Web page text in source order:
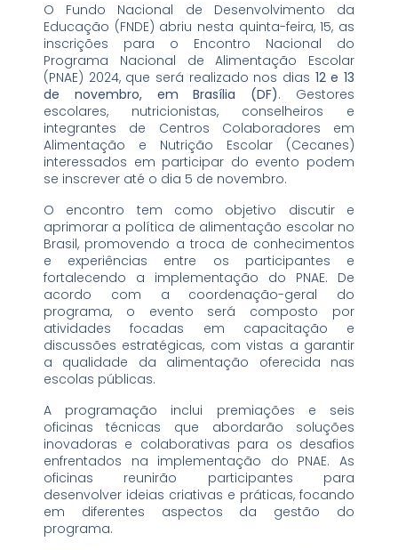
O Fundo Nacional de Desenvolvimento da
Educação (FNDE) abriu nesta quinta-feira, 15, as
inscrições para o Encontro Nacional do
Programa Nacional de Alimentação Escolar
(PNAE) 2024, que será realizado nos dias 12 e 13
de novembro, em Brasília (DF). Gestores
escolares, nutricionistas, conselheiros e
integrantes de Centros Colaboradores em
Alimentação e Nutrição Escolar (Cecanes)
interessados em participar do evento podem
se inscrever até o dia 5 de novembro.
O encontro tem como objetivo discutir e
aprimorar a política de alimentação escolar no
Brasil, promovendo a troca de conhecimentos
e experiências entre os participantes e
fortalecendo a implementação do PNAE. De
acordo com a coordenação-geral do
programa, o evento será composto por
atividades focadas em capacitação e
discussões estratégicas, com vistas a garantir
a qualidade da alimentação oferecida nas
escolas públicas.
A programação inclui premiações e seis
oficinas técnicas que abordarão soluções
inovadoras e colaborativas para os desafios
enfrentados na implementação do PNAE. As
oficinas reunirão participantes para
desenvolver ideias criativas e práticas, focando
em diferentes aspectos da gestão do
programa.